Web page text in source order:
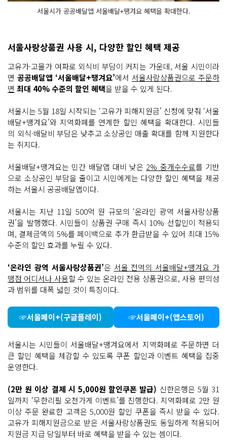
서울시가 공공배달앱 서울배달+땡겨요 혜택을 확대한다.
서울사랑상품권 사용 시, 다양한 할인 혜택 제공
고유가·고물가 여파로 외식비 부담이 커지는 가운데, 서울 시민이라
면 공공배달앱 ‘서울배달+땡겨요’에서 서울사랑상품권으로 주문하
면 최대 40% 수준의 할인 혜택을 받을 수 있게 된다.
서울시는 5월 18일 시작되는 ‘고유가 피해지원금’ 신청에 맞춰 ‘서울
배달+땡겨요’와 지역화폐를 연계한 할인 혜택을 확대한다. 시민들
의 외식·배달비 부담은 낮추고 소상공인 매출 확대를 함께 지원한다
는 취지다.
서울배달+땡겨요는 민간 배달앱 대비 낮은 2% 중개수수료를 기반
으로 소상공인 부담을 줄이고 시민에게는 다양한 할인 혜택을 제공
하는 서울시 공공배달앱이다.
서울시는 지난 11일 500억 원 규모의 ‘온라인 광역 서울사랑상품
권’을 발행했다. 시민들이 상품권 구매 즉시 10% 선할인이 적용되
며, 결제금액의 5%를 페이백으로 추가 환급받을 수 있어 최대 15%
수준의 할인 효과를 누릴 수 있다.
‘온라인 광역 서울사랑상품권’은 서울 전역의 서울배달+땡겨요 가
맹점 어디서나 사용할 수 있는 온라인 전용 상품권으로, 사용 편의성
과 범위를 대폭 넓힌 것이 특징이다.
☞서울페이+(구글플레이) ☞서울페이+(앱스토어)
서울시는 시민들이 서울배달+땡겨요에서 지역화폐로 주문하면 더
큰 할인 혜택을 체감할 수 있도록 쿠폰 할인과 이벤트 혜택을 집중
운영한다.
(2만 원 이상 결제 시 5,000원 할인쿠폰 발급) 신한은행은 5월 31
일까지 ‘무한리필 오천가게 이벤트’를 진행한다. 지역화폐로 2만 원
이상 주문 완료한 고객은 5,000원 할인 쿠폰을 즉시 받을 수 있다.
고유가 피해지원금으로 받은 서울사랑상품권도 동일하게 적용되어
지원금 지급 당일부터 바로 혜택을 받을 수 있는 셈이다.